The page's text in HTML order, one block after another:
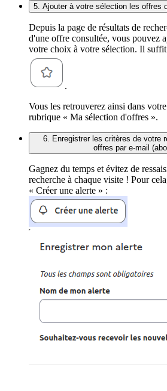
5. Ajouter à votre sélection les offres
Depuis la page de résultats de
d'une offre consultée, vous pouvez
votre choix à votre sélection. Il
.
Vous les retrouverez ainsi dans
rubrique « Ma sélection d'offres ».
6. Enregistrer les critères de votre
offres par e-mail
Gagnez du temps et évitez de
recherche à chaque visite ! Pour
« Créer une alerte » :